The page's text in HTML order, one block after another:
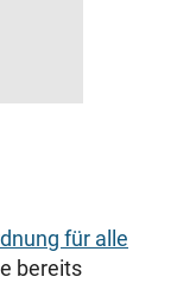
für alle
bereits